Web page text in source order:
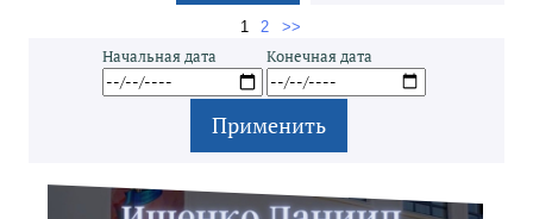
1 2 >>
Начальная дата Конечная дата